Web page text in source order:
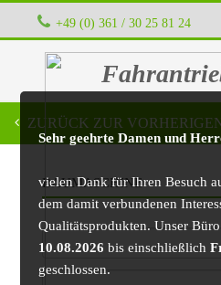
+49 (0) 361 / 30 25 81 24
Sehr geehrte Damen und
vielen Dank für Ihren Besuch
dem damit verbundenen
Qualitätsprodukten. Unser
10.08.2026 bis einschließlich
geschlossen.
ZURÜCK ZUR
BAUMASCHINE